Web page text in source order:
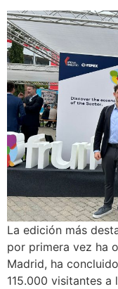
La edición más
por primera vez ha
Madrid, ha
115.000 visitantes